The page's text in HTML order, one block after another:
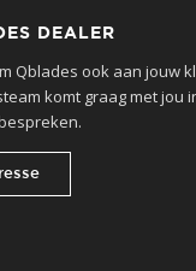
DEALER
Qblades ook aan jouw
komt graag met jou